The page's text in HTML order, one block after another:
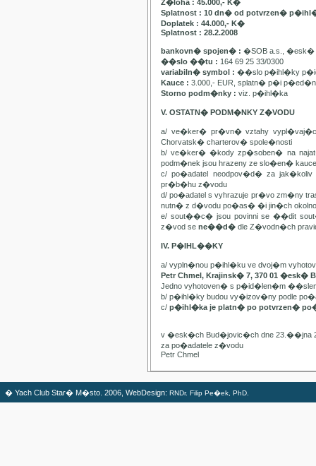
Z�loha : 45.000,- K�
Splatnost : 10 dn� od potvrzen�
Doplatek : 44.000,- K�
Splatnost : 28.2.2008
bankovn� spojen� : �SOB a.s., �esk�
��slo ��tu : 164 69 25 33/0300
variabiln� symbol : ��slo p�ihl�ky
Kauce : 3.000,- EUR, splatn� p�i
Storno podm�nky : viz. p�ihl�ka
V. OSTATN� PODM�NKY Z�VODU
a/ ve�ker� pr�vn� vztahy
Chorvatsk� charterov� spole�nosti
b/ ve�ker� �kody zp�soben� na
podm�nek jsou hrazeny ze slo�en� kauce
c/ po�adatel neodpov�d� za
pr�b�hu z�vodu
d/ po�adatel s vyhrazuje pr�vo zm�ny
nutn� z d�vodu po�as� �i jin�ch
e/ sout��c� jsou povinni se ��dit
z�vod se ne��d� dle Z�vodn�ch
IV. P�IHL��KY
a/ vypln�nou p�ihl�ku ve dvoj�m
Petr Chmel, Krajinsk� 7, 370 01 �esk�
Jedno vyhotoven� s p�id�len�m
b/ p�ihl�ky budou vy�izov�ny podle
c/ p�ihl�ka je platn� po potvrzen�
v �esk�ch Bud�jovic�ch dne 23.��jna
za po�adatele z�vodu
Petr Chmel
� Yach Club Star� M�sto. 2006, WebDesign: RNDr. Filip Pe�ek, PhD.